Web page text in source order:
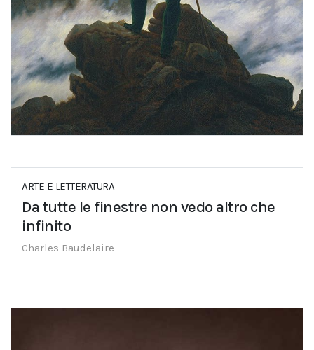
ARTE E LETTERATURA
Da tutte le finestre non vedo altro che
infinito
Charles Baudelaire